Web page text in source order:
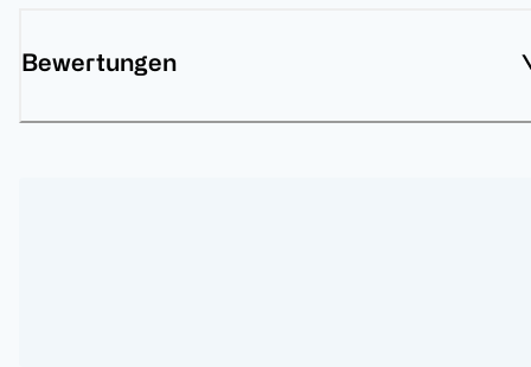
Bewertungen